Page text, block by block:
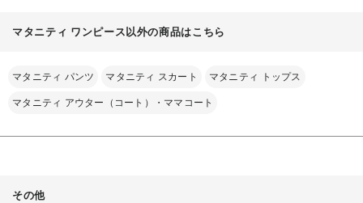
マタニティ ワンピース以外の商品はこちら
マタニティ パンツ マタニティ スカート マタニティ トップス
マタニティ アウター（コート）・ママコート
その他